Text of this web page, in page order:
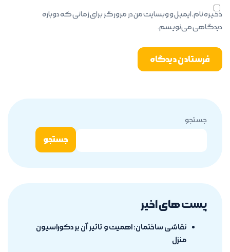
ذخیره نام، ایمیل و وبسایت من در مرورگر برای زمانی که دوباره
دیدگاهی می‌نویسم.
جستجو
جستجو
پست های اخیر
نقاشی ساختمان: اهمیت و تاثیر آن بر دکوراسیون
منزل